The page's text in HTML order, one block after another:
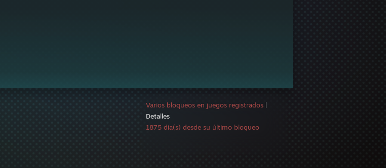
Varios bloqueos en juegos registrados
Detalles
1875 día(s) desde su último bloqueo